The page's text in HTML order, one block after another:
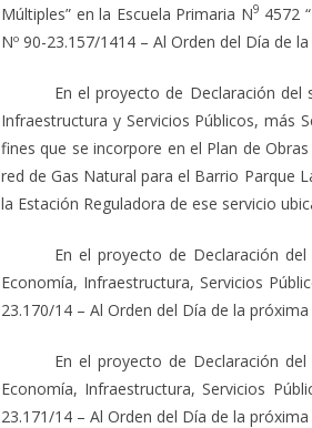
Múltiples” en la Escuela Primaria N9 4572
Nº 90-23.157/1414 – Al Orden del Día de
En el proyecto de Declaración del
Infraestructura y Servicios Públicos, más
fines que se incorpore en el Plan de
red de Gas Natural para el Barrio Parque
la Estación Reguladora de ese servicio
En el proyecto de Declaración
Economía, Infraestructura, Servicios
23.170/14 – Al Orden del Día de la
En el proyecto de Declaración
Economía, Infraestructura, Servicios
23.171/14 – Al Orden del Día de la